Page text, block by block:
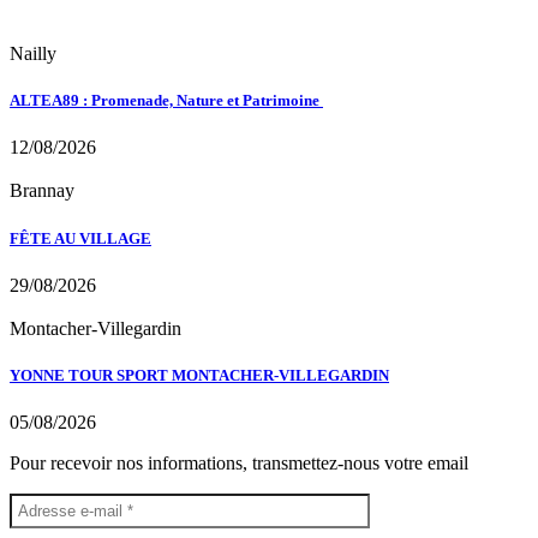
Nailly
ALTEA89 : Promenade, Nature et Patrimoine
12/08/2026
Brannay
FÊTE AU VILLAGE
29/08/2026
Montacher-Villegardin
YONNE TOUR SPORT MONTACHER-VILLEGARDIN
05/08/2026
Pour recevoir nos informations, transmettez-nous votre email